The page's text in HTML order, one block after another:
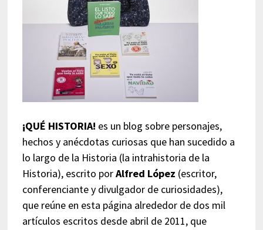
¡QUÉ HISTORIA! es un blog sobre personajes,
hechos y anécdotas curiosas que han sucedido a
lo largo de la Historia (la intrahistoria de la
Historia), escrito porAlfred López (escritor,
conferenciante y divulgador de curiosidades),
que reúne en esta página alrededor de dos mil
artículos escritos desde abril de 2011, que